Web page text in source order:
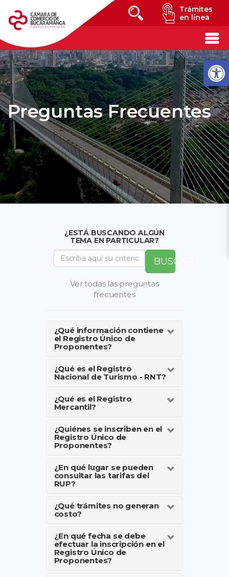
Trámites
en línea
Preguntas Frecuentes
¿ESTÁ BUSCANDO ALGÚN
TEMA EN PARTICULAR?
BUSCAR
Ver todas las preguntas
frecuentes
¿Qué información contiene
el Registro Único de
Proponentes?
¿Qué es el Registro
Nacional de Turismo - RNT?
¿Qué es el Registro
Mercantil?
¿Quiénes se inscriben en el
Registro Único de
Proponentes?
¿En qué lugar se pueden
consultar las tarifas del
RUP?
¿Qué trámites no generan
costo?
¿En qué fecha se debe
efectuar la inscripción en el
Registro Único de
Proponentes?